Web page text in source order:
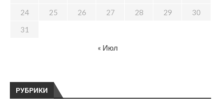
РУБРИКИ
24
25 26 27 28 29
30
31
« Июл